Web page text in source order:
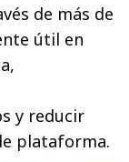
de más de
útil en
y reducir
plataforma.